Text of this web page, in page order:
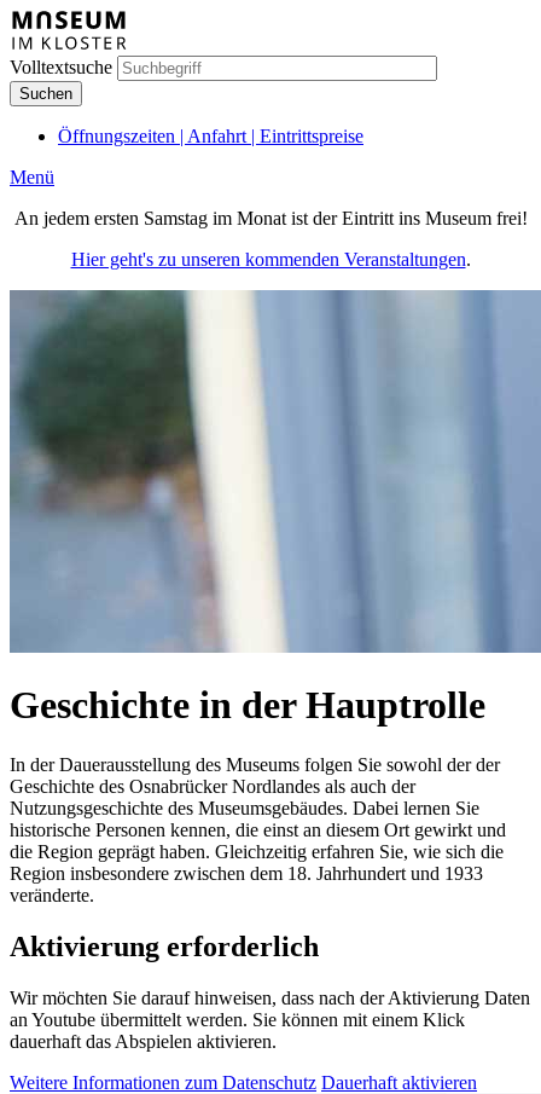
Direkt
zum
Inhalt
Volltextsuche
Meta
Öffnungszeiten | Anfahrt | Eintrittspreise
Hauptnavigation
(Mobile)
Menü
An jedem ersten Samstag im Monat ist der Eintritt ins Museum frei!
Hier geht's zu unseren kommenden Veranstaltungen.
Geschichte in der Hauptrolle
In der Dauerausstellung des Museums folgen Sie sowohl der der
Geschichte des Osnabrücker Nordlandes als auch der
Nutzungsgeschichte des Museumsgebäudes. Dabei lernen Sie
historische Personen kennen, die einst an diesem Ort gewirkt und
die Region geprägt haben. Gleichzeitig erfahren Sie, wie sich die
Region insbesondere zwischen dem 18. Jahrhundert und 1933
veränderte.
Aktivierung erforderlich
Wir möchten Sie darauf hinweisen, dass nach der Aktivierung Daten
an Youtube übermittelt werden. Sie können mit einem Klick
dauerhaft das Abspielen aktivieren.
Weitere Informationen zum Datenschutz Dauerhaft aktivieren